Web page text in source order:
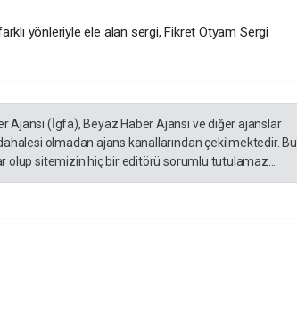
yönleriyle ele alan sergi, Fikret Otyam Sergi
(İgfa), Beyaz Haber Ajansı ve diğer ajanslar
olmadan ajans kanallarından çekilmektedir. Bu
olup sitemizin hiç bir editörü sorumlu tutulamaz...